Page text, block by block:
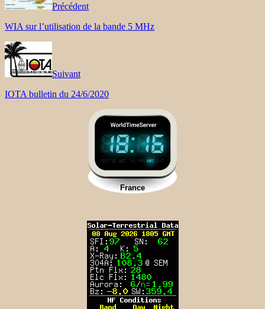
Précédent
WIA sur l’utilisation de la bande 5 MHz
Suivant
IOTA bulletin du 24/6/2020